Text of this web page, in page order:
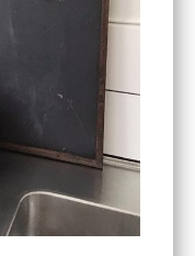
Vahé
Ostron,